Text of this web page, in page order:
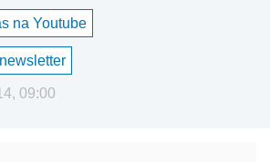
na Youtube
09:00